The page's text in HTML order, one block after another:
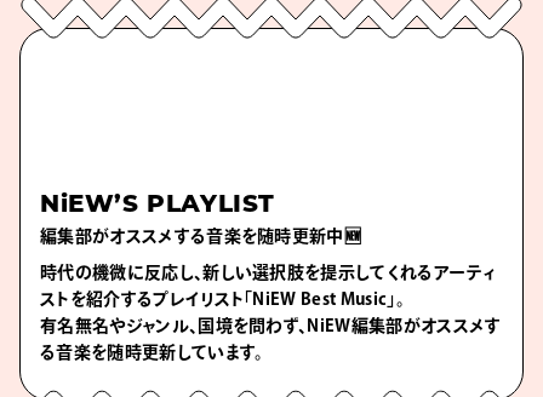
NiEW’S PLAYLIST
編集部がオススメする音楽を随時更新中🆕
時代の機微に反応し、新しい選択肢を提示してくれるアーティ
ストを紹介するプレイリスト「NiEW Best Music」。
有名無名やジャンル、国境を問わず、NiEW編集部がオススメす
る音楽を随時更新しています。